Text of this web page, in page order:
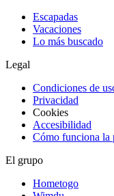
Escapadas
Vacaciones
Lo más buscado
Legal
Condiciones de
Privacidad
Cookies
Accesibilidad
Cómo funciona la
El grupo
Hometogo